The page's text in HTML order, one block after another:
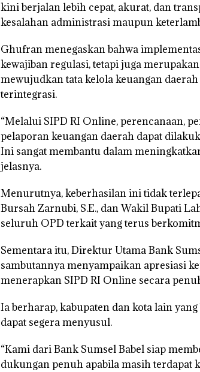
kini berjalan lebih cepat, akurat, dan
kesalahan administrasi maupun
Ghufran menegaskan bahwa
kewajiban regulasi, tetapi juga
mewujudkan tata kelola keuangan
terintegrasi.
“Melalui SIPD RI Online, perencanaan,
pelaporan keuangan daerah dapat
Ini sangat membantu dalam
jelasnya.
Menurutnya, keberhasilan ini tidak
Bursah Zarnubi, S.E., dan Wakil Bupati
seluruh OPD terkait yang terus
Sementara itu, Direktur Utama Bank
sambutannya menyampaikan apresiasi
menerapkan SIPD RI Online secara
Ia berharap, kabupaten dan kota lain
dapat segera menyusul.
“Kami dari Bank Sumsel Babel siap
dukungan penuh apabila masih terdapat